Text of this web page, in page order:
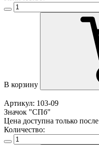
В корзину
Артикул: 103-09
Значок "СПб"
Цена доступна только после
Количество: